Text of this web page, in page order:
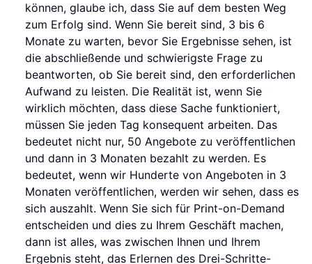
können, glaube ich, dass Sie auf dem besten Weg
zum Erfolg sind. Wenn Sie bereit sind, 3 bis 6
Monate zu warten, bevor Sie Ergebnisse sehen, ist
die abschließende und schwierigste Frage zu
beantworten, ob Sie bereit sind, den erforderlichen
Aufwand zu leisten. Die Realität ist, wenn Sie
wirklich möchten, dass diese Sache funktioniert,
müssen Sie jeden Tag konsequent arbeiten. Das
bedeutet nicht nur, 50 Angebote zu veröffentlichen
und dann in 3 Monaten bezahlt zu werden. Es
bedeutet, wenn wir Hunderte von Angeboten in 3
Monaten veröffentlichen, werden wir sehen, dass es
sich auszahlt. Wenn Sie sich für Print-on-Demand
entscheiden und dies zu Ihrem Geschäft machen,
dann ist alles, was zwischen Ihnen und Ihrem
Ergebnis steht, das Erlernen des Drei-Schritte-